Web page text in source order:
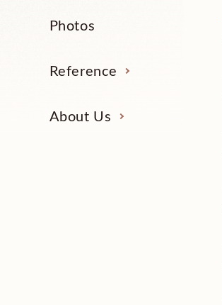
Photos
Reference
About Us